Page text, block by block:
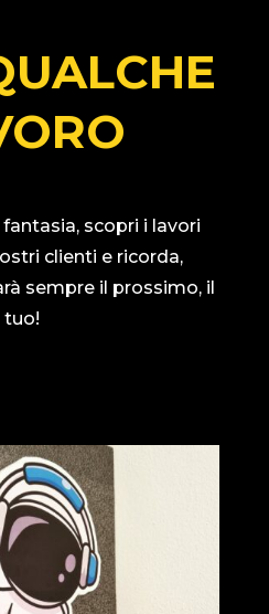
fantasia, scopri i lavori
clienti e ricorda,
sempre il prossimo, il
tuo!